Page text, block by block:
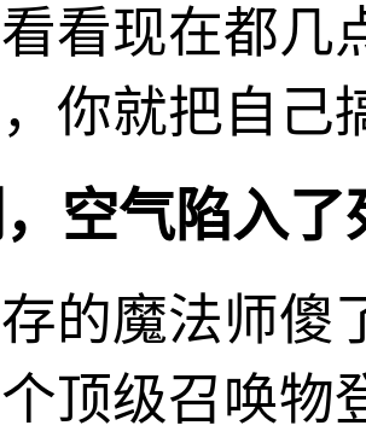
看现在都几
你就把自己
空气陷入
的魔法师傻
顶级召唤物